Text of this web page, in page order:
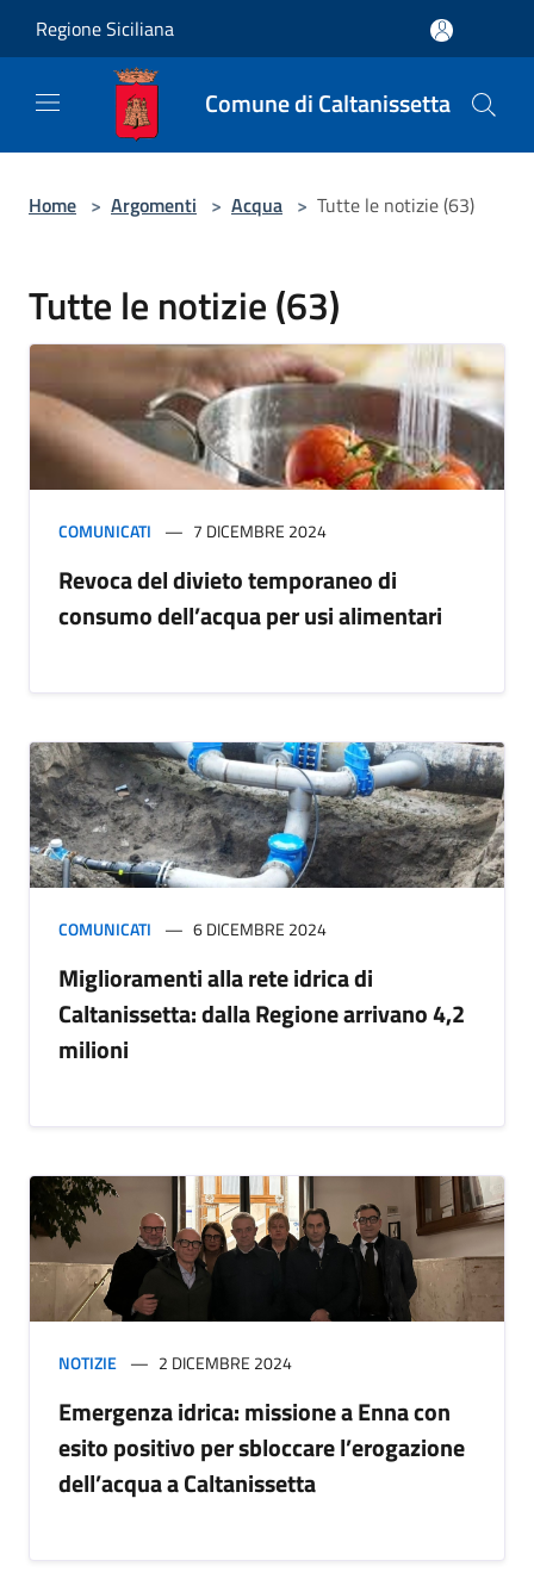
Regione Siciliana
Comune di Caltanissetta
Home > Argomenti > Acqua > Tutte le notizie (63)
Tutte le notizie (63)
COMUNICATI 7 DICEMBRE 2024
Revoca del divieto temporaneo di
consumo dell’acqua per usi alimentari
COMUNICATI 6 DICEMBRE 2024
Miglioramenti alla rete idrica di
Caltanissetta: dalla Regione arrivano 4,2
milioni
NOTIZIE 2 DICEMBRE 2024
Emergenza idrica: missione a Enna con
esito positivo per sbloccare l’erogazione
dell’acqua a Caltanissetta